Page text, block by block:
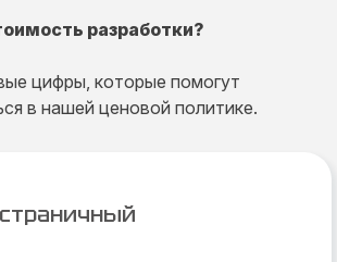
разработки?
цифры, которые помогут
в нашей ценовой политике.